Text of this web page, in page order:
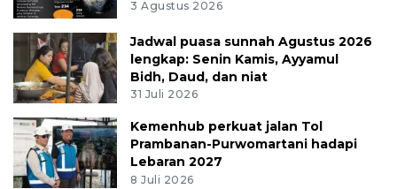
3 Agustus 2026
Jadwal puasa sunnah Agustus 2026
lengkap: Senin Kamis, Ayyamul
Bidh, Daud, dan niat
31 Juli 2026
Kemenhub perkuat jalan Tol
Prambanan-Purwomartani hadapi
Lebaran 2027
8 Juli 2026